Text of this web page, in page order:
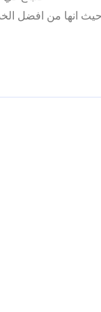
انها من افضل